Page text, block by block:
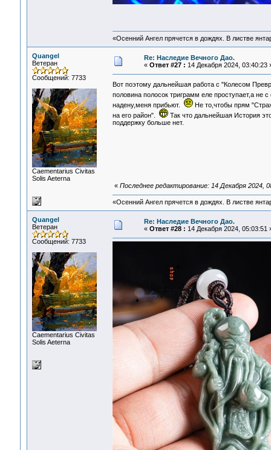
«Осенний Ангел прячется в дождях. В листве
Quangel
Ветеран
Сообщений: 7733
Сaementarius Civitas
Solis Aeterna
Re: Наследие Вечного Дао.
« Ответ #27 : 14 Декабря 2024, 03:40:23
Вот поэтому дальнейшая работа с "Колесом
половина полосок триграмм еле проступает,а не
надену,меня прибьют.
Не то,чтобы прям
на его район".
Так что дальнейшая История
поддержку больше нет.
« Последнее редактирование: 14 Декабря 2024,
«Осенний Ангел прячется в дождях. В листве
Quangel
Ветеран
Сообщений: 7733
Сaementarius Civitas
Solis Aeterna
Re: Наследие Вечного Дао.
« Ответ #28 : 14 Декабря 2024, 05:03:51